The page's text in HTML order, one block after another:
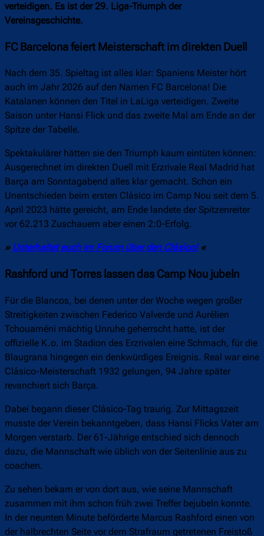
verteidigen. Es ist der 29. Liga-Triumph der
Vereinsgeschichte.
FC Barcelona feiert Meisterschaft im direkten Duell
Nach dem 35. Spieltag ist alles klar: Spaniens Meister hört
auch im Jahr 2026 auf den Namen FC Barcelona! Die
Katalanen können den Titel in LaLiga verteidigen. Zweite
Saison unter Hansi Flick und das zweite Mal am Ende an der
Spitze der Tabelle.
Spektakulärer hätten sie den Triumph kaum eintüten können:
Ausgerechnet im direkten Duell mit Erzrivale Real Madrid hat
Barça am Sonntagabend alles klar gemacht. Schon ein
Unentschieden beim ersten Clásico im Camp Nou seit dem 5.
April 2023 hätte gereicht, am Ende landete der Spitzenreiter
vor 62.213 Zuschauern aber einen 2:0-Erfolg.
» Unterhaltet euch im Forum über den Clásico!«
Rashford und Torres lassen das Camp Nou jubeln
Für die Blancos, bei denen unter der Woche wegen großer
Streitigkeiten zwischen Federico Valverde und Aurélien
Tchouaméni mächtig Unruhe geherrscht hatte, ist der
offizielle K.o. im Stadion des Erzrivalen eine Schmach, für die
Blaugrana hingegen ein denkwürdiges Ereignis. Real war eine
Clásico-Meisterschaft 1932 gelungen, 94 Jahre später
revanchiert sich Barça.
Dabei begann dieser Clásico-Tag traurig. Zur Mittagszeit
musste der Verein bekanntgeben, dass Hansi Flicks Vater am
Morgen verstarb. Der 61-Jährige entschied sich dennoch
dazu, die Mannschaft wie üblich von der Seitenlinie aus zu
coachen.
Zu sehen bekam er von dort aus, wie seine Mannschaft
zusammen mit ihm schon früh zwei Treffer bejubeln konnte.
In der neunten Minute beförderte Marcus Rashford einen von
der halbrechten Seite vor dem Strafraum getretenen Freistoß